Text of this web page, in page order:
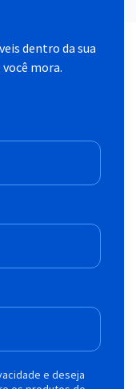
dentro da sua
mora.
e deseja